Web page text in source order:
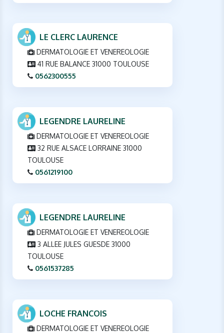
LE CLERC LAURENCE
DERMATOLOGIE ET VENEREOLOGIE
41 RUE BALANCE 31000 TOULOUSE
0562300555
LEGENDRE LAURELINE
DERMATOLOGIE ET VENEREOLOGIE
32 RUE ALSACE LORRAINE 31000
TOULOUSE
0561219100
LEGENDRE LAURELINE
DERMATOLOGIE ET VENEREOLOGIE
3 ALLEE JULES GUESDE 31000
TOULOUSE
0561537285
LOCHE FRANCOIS
DERMATOLOGIE ET VENEREOLOGIE